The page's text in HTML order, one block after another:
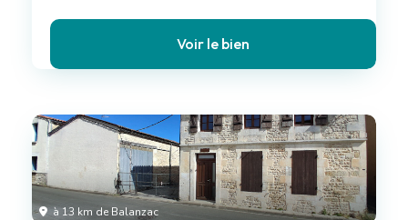
Voir le bien
à 13 km de Balanzac